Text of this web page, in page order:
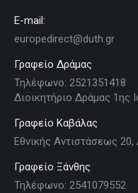
E-mail:
europedirect@duth.gr
Γραφείο Δράμας
Τηλέφωνο: 2521351418
Διοικητήριο Δράμας 1ης
Γραφείο Καβάλας
Εθνικής Αντιστάσεως 20,
Γραφείο Ξάνθης
Τηλέφωνο: 2541079552